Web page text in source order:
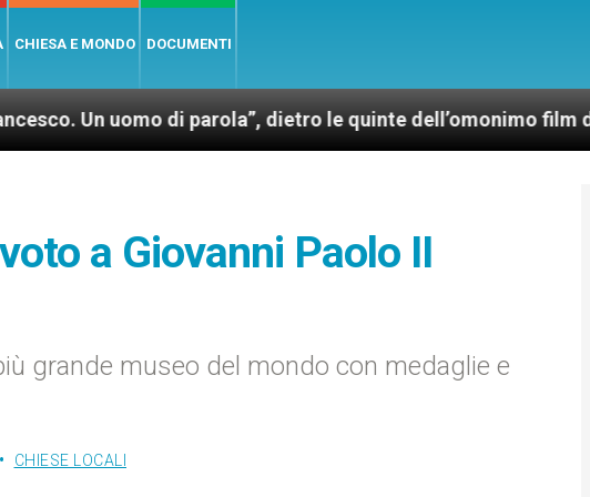
CHIESA E MONDO DOCUMENTI
di parola”, dietro le quinte dell’omonimo film di Wim
a Giovanni Paolo II
grande museo del mondo con medaglie e
CHIESE LOCALI